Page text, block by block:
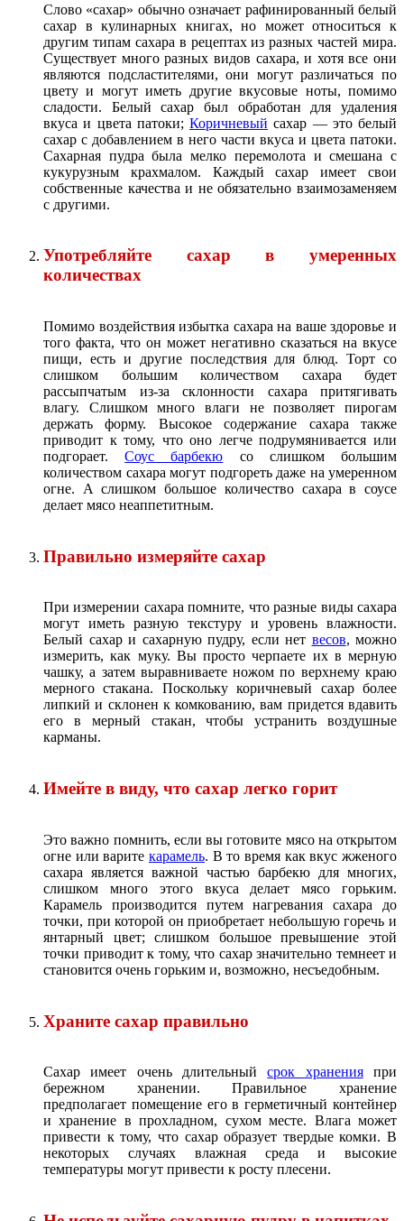
Слово «сахар» обычно означает рафинированный белый
сахар в кулинарных книгах, но может относиться к
другим типам сахара в рецептах из разных частей мира.
Существует много разных видов сахара, и хотя все они
являются подсластителями, они могут различаться по
цвету и могут иметь другие вкусовые ноты, помимо
сладости. Белый сахар был обработан для удаления
вкуса и цвета патоки; Коричневый сахар — это белый
сахар с добавлением в него части вкуса и цвета патоки.
Сахарная пудра была мелко перемолота и смешана с
кукурузным крахмалом. Каждый сахар имеет свои
собственные качества и не обязательно взаимозаменяем
с другими.
Употребляйте сахар в умеренных
количествах
Помимо воздействия избытка сахара на ваше здоровье и
того факта, что он может негативно сказаться на вкусе
пищи, есть и другие последствия для блюд. Торт со
слишком большим количеством сахара будет
рассыпчатым из-за склонности сахара притягивать
влагу. Слишком много влаги не позволяет пирогам
держать форму. Высокое содержание сахара также
приводит к тому, что оно легче подрумянивается или
подгорает.Соус барбекю со слишком большим
количеством сахара могут подгореть даже на умеренном
огне. А слишком большое количество сахара в соусе
делает мясо неаппетитным.
Правильно измеряйте сахар
При измерении сахара помните, что разные виды сахара
могут иметь разную текстуру и уровень влажности.
Белый сахар и сахарную пудру, если нет весов, можно
измерить, как муку. Вы просто черпаете их в мерную
чашку, а затем выравниваете ножом по верхнему краю
мерного стакана. Поскольку коричневый сахар более
липкий и склонен к комкованию, вам придется вдавить
его в мерный стакан, чтобы устранить воздушные
карманы.
Имейте в виду, что сахар легко горит
Это важно помнить, если вы готовите мясо на открытом
огне или варите карамель. В то время как вкус жженого
сахара является важной частью барбекю для многих,
слишком много этого вкуса делает мясо горьким.
Карамель производится путем нагревания сахара до
точки, при которой он приобретает небольшую горечь и
янтарный цвет; слишком большое превышение этой
точки приводит к тому, что сахар значительно темнеет и
становится очень горьким и, возможно, несъедобным.
Храните сахар правильно
Сахар имеет очень длительныйсрок храненияпри
бережном хранении. Правильное хранение
предполагает помещение его в герметичный контейнер
и хранение в прохладном, сухом месте. Влага может
привести к тому, что сахар образует твердые комки. В
некоторых случаях влажная среда и высокие
температуры могут привести к росту плесени.